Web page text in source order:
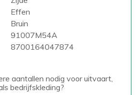
Effen
Bruin
91007M54A
8700164047874
aantallen nodig voor uitvaart,
bedrijfskleding?